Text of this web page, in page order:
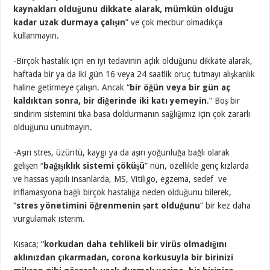
kaynakları olduğunu dikkate alarak, mümkün olduğu
kadar uzak durmaya çalışın” ve çok mecbur olmadıkça
kullanmayın.
-Birçok hastalık için en iyi tedavinin açlık olduğunu dikkate alarak,
haftada bir ya da iki gün 16 veya 24 saatlik oruç tutmayı alışkanlık
haline getirmeye çalışın. Ancak “bir öğün veya bir gün aç
kaldıktan sonra, bir diğerinde iki katı yemeyin.” Boş bir
sindirim sistemini tıka basa doldurmanın sağlığımız için çok zararlı
olduğunu unutmayın.
-Aşırı stres, üzüntü, kaygı ya da aşırı yoğunluğa bağlı olarak
gelişen “bağışıklık sistemi çöküşü” nün, özellikle genç kızlarda
ve hassas yapılı insanlarda, MS, Vitiligo, egzema, sedef ve
inflamasyona bağlı birçok hastalığa neden olduğunu bilerek,
“stres yönetimini öğrenmenin şart olduğunu” bir kez daha
vurgulamak isterim.
Kısaca; “korkudan daha tehlikeli bir virüs olmadığını
aklınızdan çıkarmadan, corona korkusuyla bir birinizi